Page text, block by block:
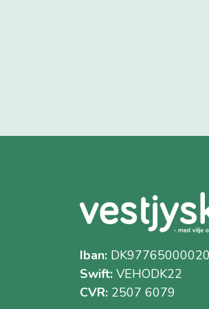
Iban:
Swift:VEHODK22
CVR:2507 6079